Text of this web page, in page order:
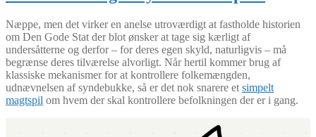
Næppe, men det virker en anelse utroværdigt at fastholde historien
om Den Gode Stat der blot ønsker at tage sig kærligt af
undersåtterne og derfor – for deres egen skyld, naturligvis – må
begrænse deres tilværelse alvorligt. Når hertil kommer brug af
klassiske mekanismer for at kontrollere folkemængden,
udnævnelsen af syndebukke, så er det nok snarere et simpelt
magtspil om hvem der skal kontrollere befolkningen der er i gang.